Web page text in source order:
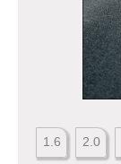
1.6 2.0